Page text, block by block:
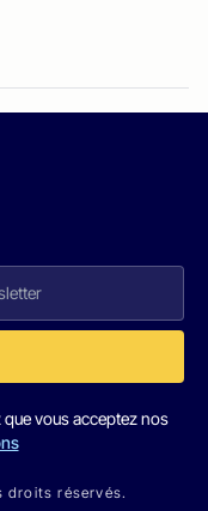
vous acceptez nos
droits réservés.